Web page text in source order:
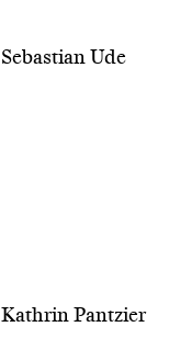
Sebastian Ude
Kathrin Pantzier